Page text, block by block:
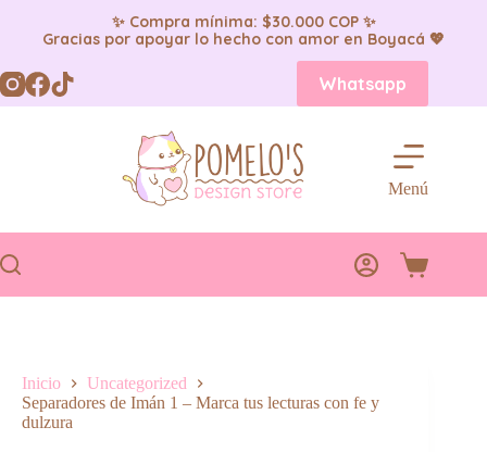
✨ Compra mínima: $30.000 COP ✨
Gracias por apoyar lo hecho con amor en Boyacá 💖
Saltar
al
contenido
Whatsapp
Menú
Carro
Inicio
Uncategorized
Separadores de Imán 1 – Marca tus lecturas con fe y
dulzura